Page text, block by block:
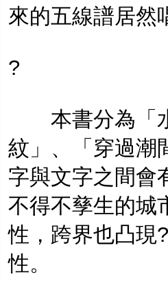
來的五線譜居然
?
本書分為「水
紋」、「穿過潮
字與文字之間會
不得不孳生的城
性，跨界也凸現
性。